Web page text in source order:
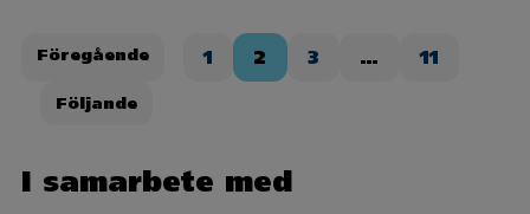
Sidnumrering
inlägg
Föregående 1 2 3 … 11
Följande
I samarbete med